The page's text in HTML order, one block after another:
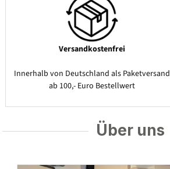
Versandkostenfrei
Innerhalb von Deutschland als Paketversand
ab 100,- Euro Bestellwert
Über uns